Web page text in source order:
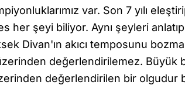
var. Son 7 yılı
her şeyi biliyor. Aynı şeyleri
Divan'ın akıcı temposunu
değerlendirilemez. Büyük
değerlendirilen bir olgudur